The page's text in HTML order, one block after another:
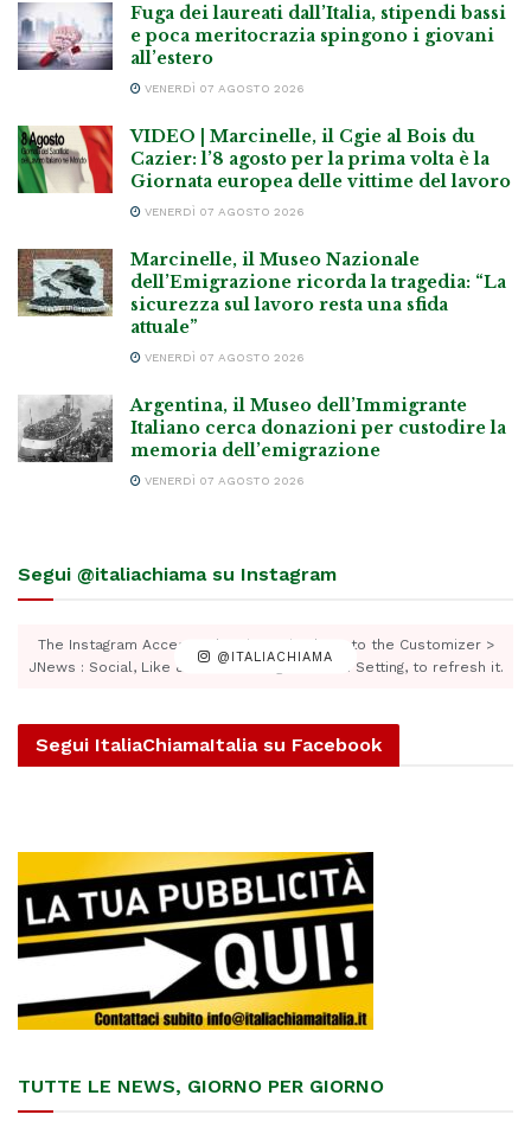
Fuga dei laureati dall’Italia, stipendi bassi
e poca meritocrazia spingono i giovani
all’estero
VENERDÌ 07 AGOSTO 2026
VIDEO | Marcinelle, il Cgie al Bois du
Cazier: l’8 agosto per la prima volta è la
Giornata europea delle vittime del lavoro
VENERDÌ 07 AGOSTO 2026
Marcinelle, il Museo Nazionale
dell’Emigrazione ricorda la tragedia: “La
sicurezza sul lavoro resta una sfida
attuale”
VENERDÌ 07 AGOSTO 2026
Argentina, il Museo dell’Immigrante
Italiano cerca donazioni per custodire la
memoria dell’emigrazione
VENERDÌ 07 AGOSTO 2026
Segui @italiachiama su Instagram
@ITALIACHIAMA
The Instagram Access Token is expired, Go to the Customizer >
JNews : Social, Like & View > Instagram Feed Setting, to refresh it.
Segui ItaliaChiamaItalia su Facebook
TUTTE LE NEWS, GIORNO PER GIORNO